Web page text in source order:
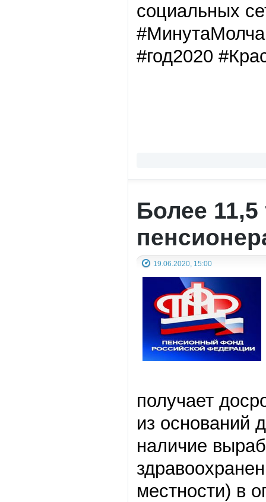
социальных
#год2020
Более
19.06.2020, 15:00
получает
из оснований
наличие
местности) в